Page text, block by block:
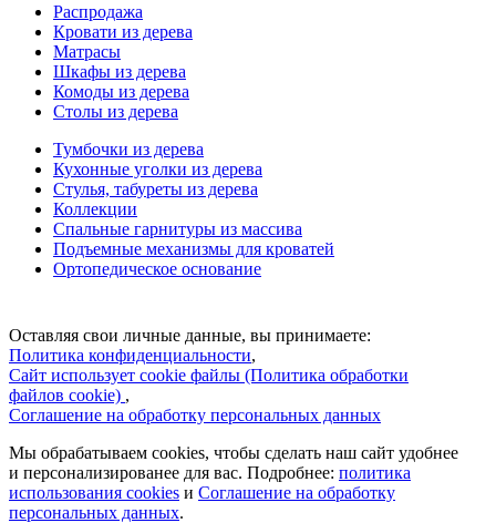
Распродажа
Кровати из дерева
Матрасы
Шкафы из дерева
Комоды из дерева
Столы из дерева
Тумбочки из дерева
Кухонные уголки из дерева
Стулья, табуреты из дерева
Коллекции
Спальные гарнитуры из массива
Подъемные механизмы для кроватей
Ортопедическое основание
Оставляя свои личные данные, вы принимаете:
Политика конфиденциальности,
Сайт использует cookie файлы (Политика обработки
файлов cookie) ,
Соглашение на обработку персональных данных
Мы обрабатываем cookies, чтобы сделать наш сайт удобнее
и персонализированее для вас. Подробнее: политика
использования cookies и Соглашение на обработку
персональных данных.